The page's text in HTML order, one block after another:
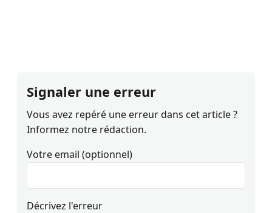
Signaler une erreur
Vous avez repéré une erreur dans cet article ?
Informez notre rédaction.
Votre email (optionnel)
Décrivez l'erreur